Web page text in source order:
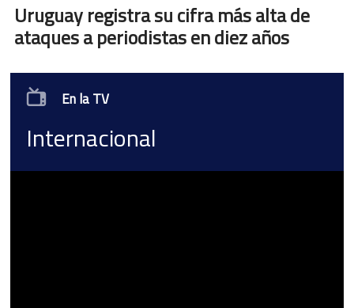
Uruguay registra su cifra más alta de
ataques a periodistas en diez años
En la TV
Internacional